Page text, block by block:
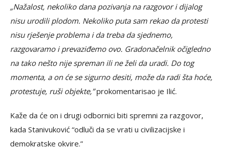
„Nažalost, nekoliko dana pozivanja na razgovor i dijalog
nisu urodili plodom. Nekoliko puta sam rekao da protesti
nisu rješenje problema i da treba da sjednemo,
razgovaramo i prevaziđemo ovo. Gradonačelnik očigledno
na tako nešto nije spreman ili ne želi da uradi. Do tog
momenta, a on će se sigurno desiti, može da radi šta hoće,
protestuje, ruši objekte,”prokomentarisao je Ilić.
Kaže da će on i drugi odbornici biti spremni za razgovor,
kada Stanivuković “odluči da se vrati u civilizacijske i
demokratske okvire.”